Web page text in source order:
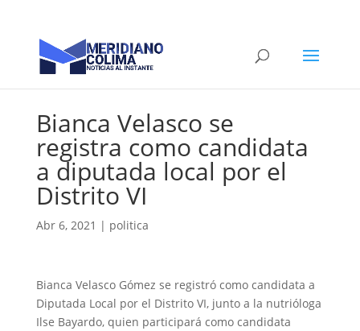
Bianca Velasco se
registra como candidata
a diputada local por el
Distrito VI
Abr 6, 2021 | politica
Bianca Velasco Gómez se registró como candidata a
Diputada Local por el Distrito VI, junto a la nutrióloga
Ilse Bayardo, quien participará como candidata